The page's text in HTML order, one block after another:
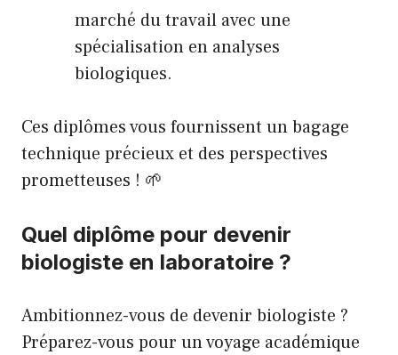
marché du travail avec une
spécialisation en analyses
biologiques.
Ces diplômes vous fournissent un bagage
technique précieux et des perspectives
prometteuses ! 🌱
Quel diplôme pour devenir
biologiste en laboratoire ?
Ambitionnez-vous de devenir biologiste ?
Préparez-vous pour un voyage académique